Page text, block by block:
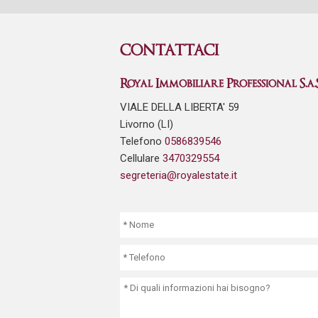
CONTATTACI
Royal Immobiliare Professional
VIALE DELLA LIBERTA' 59
Livorno (LI)
Telefono 0586839546
Cellulare 3470329554
segreteria@royalestate.it